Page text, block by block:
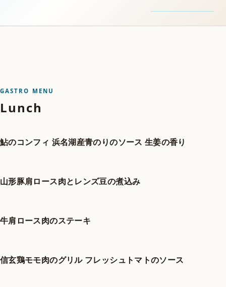
GASTRO MENU
Lunch
鮎のコンフィ 浜名湖産青のりのソース 生姜の香り
山形豚肩ロース肉とレンズ豆の煮込み
牛肩ロース肉のステーキ
信玄鶏モモ肉のグリル フレッシュトマトのソース